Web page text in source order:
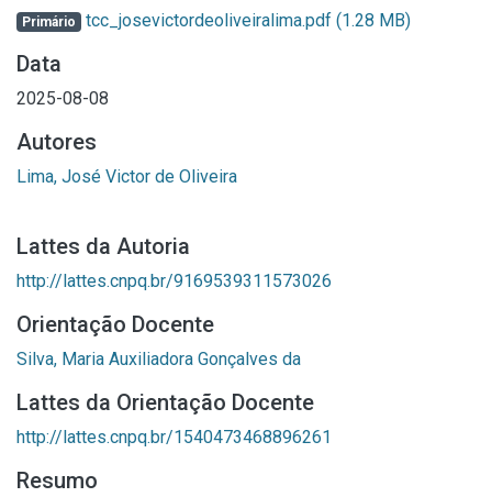
Primário tcc_josevictordeoliveiralima.pdf (1.28 MB)
Data
2025-08-08
Autores
Lima, José Victor de Oliveira
Lattes da Autoria
http://lattes.cnpq.br/9169539311573026
Orientação Docente
Silva, Maria Auxiliadora Gonçalves da
Lattes da Orientação Docente
http://lattes.cnpq.br/1540473468896261
Resumo